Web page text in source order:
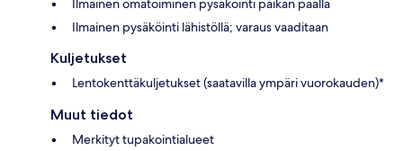
Ilmainen omatoiminen pysäköinti paikan päällä
Ilmainen pysäköinti lähistöllä; varaus vaaditaan
Kuljetukset
Lentokenttäkuljetukset (saatavilla ympäri vuorokauden)*
Muut tiedot
Merkityt tupakointialueet